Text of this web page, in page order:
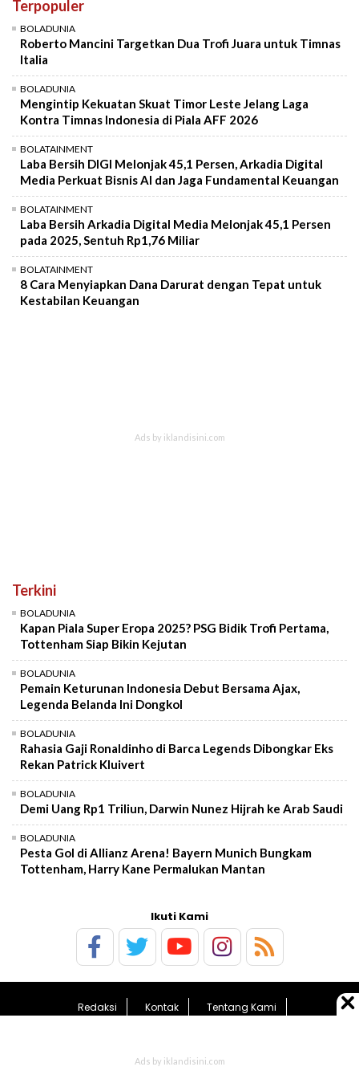
Terpopuler
BOLADUNIA
Roberto Mancini Targetkan Dua Trofi Juara untuk Timnas
Italia
BOLADUNIA
Mengintip Kekuatan Skuat Timor Leste Jelang Laga
Kontra Timnas Indonesia di Piala AFF 2026
BOLATAINMENT
Laba Bersih DIGI Melonjak 45,1 Persen, Arkadia Digital
Media Perkuat Bisnis AI dan Jaga Fundamental Keuangan
BOLATAINMENT
Laba Bersih Arkadia Digital Media Melonjak 45,1 Persen
pada 2025, Sentuh Rp1,76 Miliar
BOLATAINMENT
8 Cara Menyiapkan Dana Darurat dengan Tepat untuk
Kestabilan Keuangan
Terkini
BOLADUNIA
Kapan Piala Super Eropa 2025? PSG Bidik Trofi Pertama,
Tottenham Siap Bikin Kejutan
BOLADUNIA
Pemain Keturunan Indonesia Debut Bersama Ajax,
Legenda Belanda Ini Dongkol
BOLADUNIA
Rahasia Gaji Ronaldinho di Barca Legends Dibongkar Eks
Rekan Patrick Kluivert
BOLADUNIA
Demi Uang Rp1 Triliun, Darwin Nunez Hijrah ke Arab Saudi
BOLADUNIA
Pesta Gol di Allianz Arena! Bayern Munich Bungkam
Tottenham, Harry Kane Permalukan Mantan
Ikuti Kami
Redaksi Kontak
Tentang Kami